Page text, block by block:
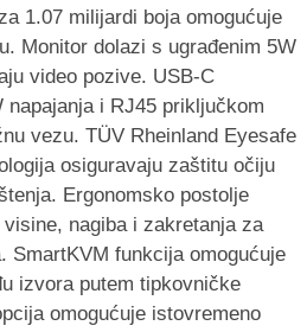
1.07 milijardi boja omogućuje
Monitor dolazi s ugrađenim 5W
video pozive. USB-C
i RJ45 priključkom
vezu. TÜV Rheinland Eyesafe
osiguravaju zaštitu očiju
Ergonomsko postolje
nagiba i zakretanja za
SmartKVM funkcija omogućuje
izvora putem tipkovničke
omogućuje istovremeno